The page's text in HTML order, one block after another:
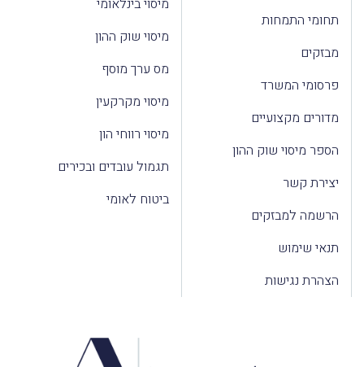
תחומי התמחות
מבזקים
פרסומי המשרד
מדורים מקצועיים
הספר מיסוי שוק ההון
יצירת קשר
הרשמה למבזקים
תנאי שימוש
הצהרת נגישות
מיסוי בינלאומי
מיסוי שוק ההון
מס ערך מוסף
מיסוי מקרקעין
מיסוי רווחי הון
תגמול עובדים ובכירים
ביטוח לאומי